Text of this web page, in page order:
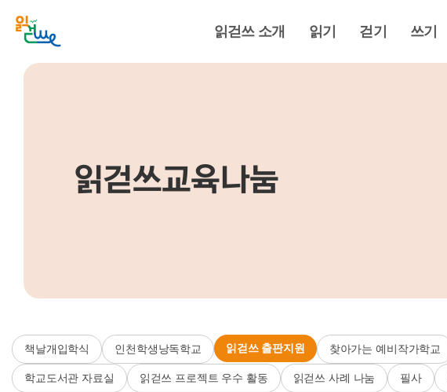
읽걷쓰 소개 읽기 걷기 쓰기
읽걷쓰교육나눔
책날개입학식 인천학생낭독학교 읽걷쓰 출판지원 찾아가는 예비작가학교
학교도서관 자료실 읽걷쓰 프로젝트 우수 활동 읽걷쓰 사례 나눔 필사